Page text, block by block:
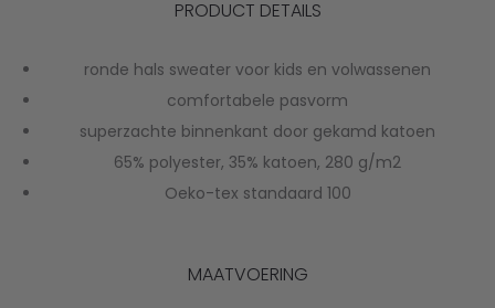
PRODUCT DETAILS
ronde hals sweater voor kids en volwassenen
comfortabele pasvorm
superzachte binnenkant door gekamd katoen
65% polyester, 35% katoen, 280 g/m2
Oeko-tex standaard 100
MAATVOERING